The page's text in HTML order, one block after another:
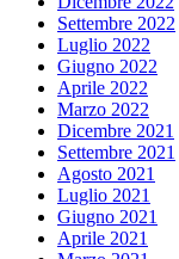
Settembre 2022
Luglio 2022
Giugno 2022
Aprile 2022
Marzo 2022
Dicembre 2021
Settembre 2021
Agosto 2021
Luglio 2021
Giugno 2021
Aprile 2021